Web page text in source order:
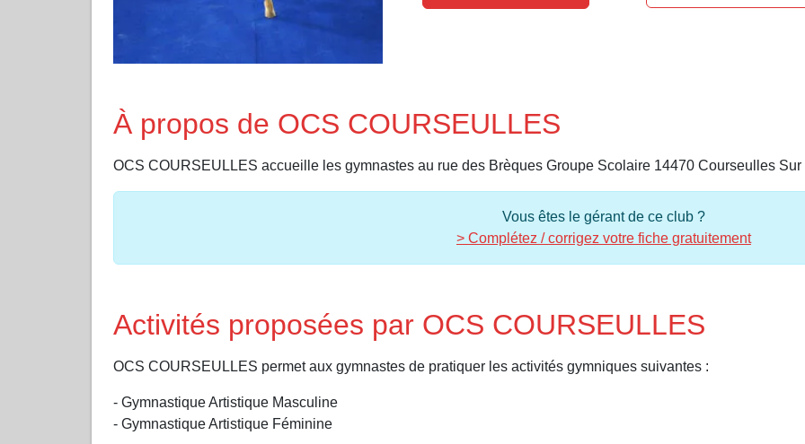
À propos de OCS COURSEULLES
OCS COURSEULLES accueille les gymnastes au rue des Brèques Groupe Scolaire 14470 Courseulles Sur
Vous êtes le gérant de ce club ?
> Complétez / corrigez votre fiche gratuitement
Activités proposées par OCS COURSEULLES
OCS COURSEULLES permet aux gymnastes de pratiquer les activités gymniques suivantes :
- Gymnastique Artistique Masculine
- Gymnastique Artistique Féminine